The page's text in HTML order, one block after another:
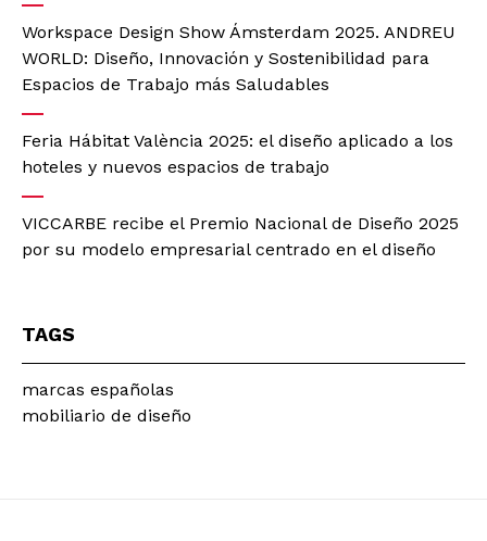
Workspace Design Show Ámsterdam 2025. ANDREU
WORLD: Diseño, Innovación y Sostenibilidad para
Espacios de Trabajo más Saludables
Feria Hábitat València 2025: el diseño aplicado a los
hoteles y nuevos espacios de trabajo
VICCARBE recibe el Premio Nacional de Diseño 2025
por su modelo empresarial centrado en el diseño
TAGS
marcas españolas
mobiliario de diseño